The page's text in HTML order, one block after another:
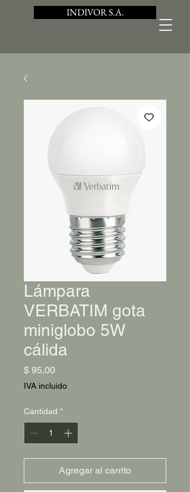
INDIVOR S.A.
Lámpara
VERBATIM gota
miniglobo 5W
cálida
$ 95,00Precio
IVA incluido
Cantidad *
Agregar al carrito